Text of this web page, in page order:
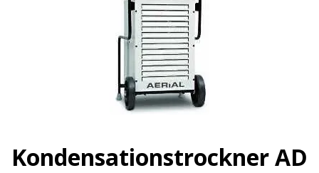
Kondensations­trockner AD